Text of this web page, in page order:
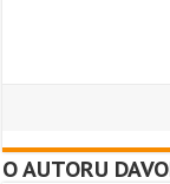
O AUTORU